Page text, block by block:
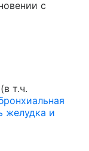
с
т.ч.
желудка и